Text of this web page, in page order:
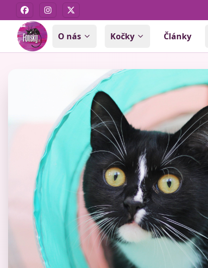
FacebookInstagram
X
O nás Kočky Články